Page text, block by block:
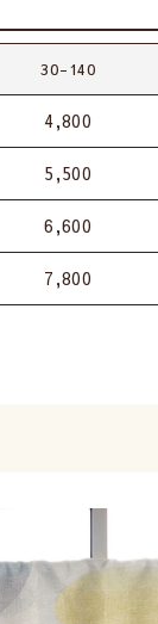
30-140
4,800
5,500
6,600
7,800